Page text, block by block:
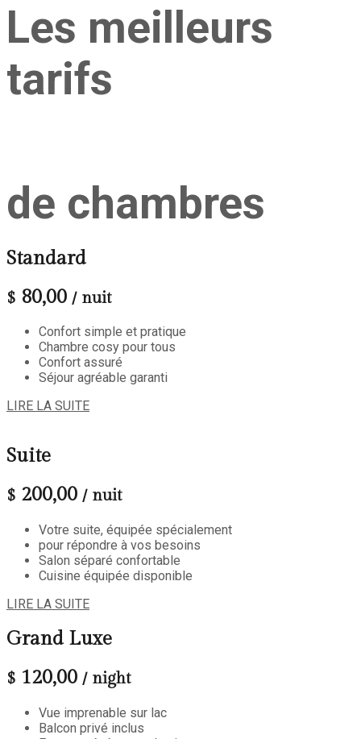
Les meilleurs
tarifs
de chambres
Standard
$ 80,00 / nuit
Confort simple et pratique
Chambre cosy pour tous
Confort assuré
Séjour agréable garanti
LIRE LA SUITE
Suite
$ 200,00 / nuit
Votre suite, équipée spécialement
pour répondre à vos besoins
Salon séparé confortable
Cuisine équipée disponible
LIRE LA SUITE
Grand Luxe
$ 120,00 / night
Vue imprenable sur lac
Balcon privé inclus